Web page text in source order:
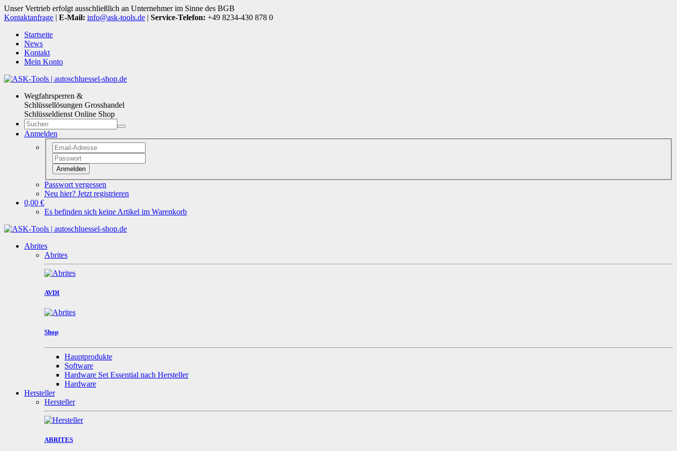
Unser Vertrieb erfolgt ausschließlich an Unternehmer im Sinne des BGB
Kontaktanfrage | E-Mail: info@ask-tools.de | Service-Telefon: +49 8234-430 878 0
Startseite
News
Kontakt
Mein Konto
Wegfahrsperren &
Schlüssellösungen Grosshandel
Schlüsseldienst Online Shop
Anmelden
Anmelden
Passwort vergessen
Neu hier? Jetzt registrieren
0,00 €
Es befinden sich keine Artikel im Warenkorb
Abrites
Abrites
AVDI
Shop
Hauptprodukte
Software
Hardware Set Essential nach Hersteller
Hardware
Hersteller
Hersteller
ABRITES